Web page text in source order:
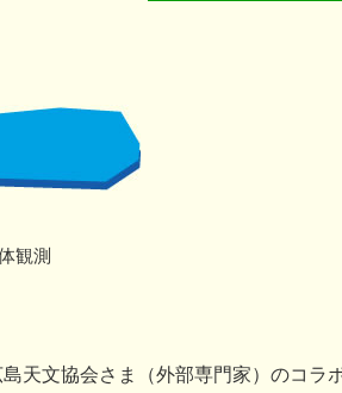
観測
天文協会さま（外部専門家）のコラ